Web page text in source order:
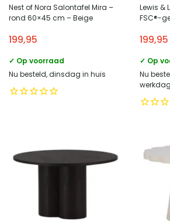
Nest of Nora Salontafel Mira –
rond 60×45 cm – Beige
199,95
✓ Op voorraad
Nu besteld, dinsdag in huis
Lewis &
FSC®-
Walnoot
199,95
✓ Op
Nu